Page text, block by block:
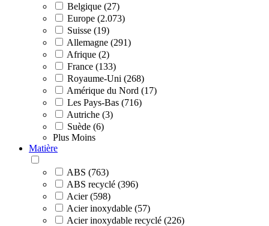
Belgique (27)
Europe (2.073)
Suisse (19)
Allemagne (291)
Afrique (2)
France (133)
Royaume-Uni (268)
Amérique du Nord (17)
Les Pays-Bas (716)
Autriche (3)
Suède (6)
Plus Moins
Matière
ABS (763)
ABS recyclé (396)
Acier (598)
Acier inoxydable (57)
Acier inoxydable recyclé (226)